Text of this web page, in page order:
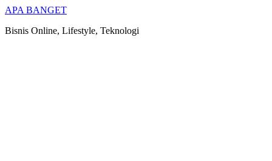
Skip
content
APA BANGET
Bisnis Online, Lifestyle, Teknologi